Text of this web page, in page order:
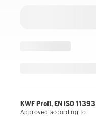
KWF Profi, EN ISO 11393
Approved according to